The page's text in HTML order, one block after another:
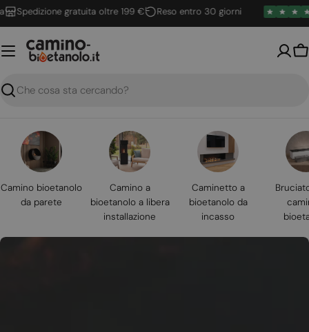
Vai
al
contenuto
gratuita oltre 199 € Reso entro 30 giorni
Ricerca
Camino bioetanolo
da parete
Camino a
bioetanolo a libera
installazione
Caminetto a
bioetanolo da
incasso